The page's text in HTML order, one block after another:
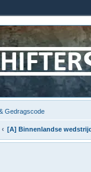
Gedragscode
[A] Binnenlandse